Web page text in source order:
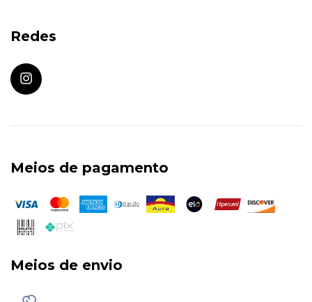
Redes
Meios de pagamento
Meios de envio